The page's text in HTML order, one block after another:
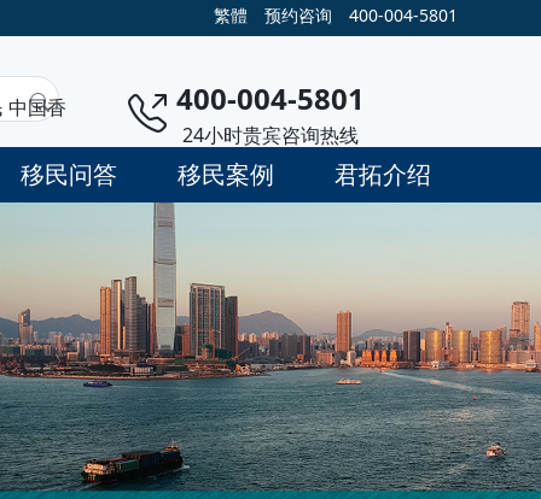
繁體 预约咨询 400-004-5801
中国香
400-004-5801
24小时贵宾咨询热线
移民问答 移民案例 君拓介绍